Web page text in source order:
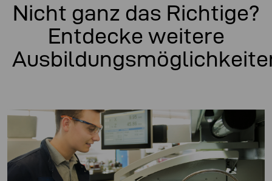
Nicht ganz das Richtige?
Entdecke weitere